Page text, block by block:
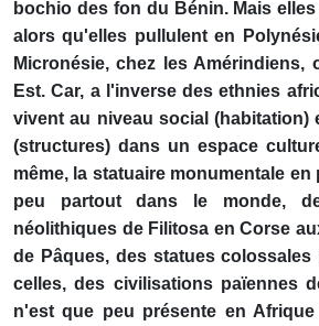
bochio des fon du Bénin. Mais
alors qu'elles pullulent en
Micronésie, chez les Amérindiens,
Est. Car, a l'inverse des ethnies
vivent au niveau social (habitation)
(structures) dans un espace
même, la statuaire monumentale en
peu partout dans le monde,
néolithiques de Filitosa en Corse
de Pâques, des statues colossales
celles, des civilisations païennes
n'est que peu présente en